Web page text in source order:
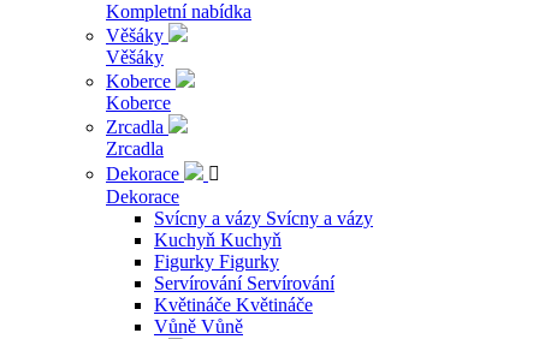
Kompletní nabídka
Věšáky
Věšáky
Koberce
Koberce
Zrcadla
Zrcadla
Dekorace

Dekorace
Svícny a vázy Svícny a vázy
Kuchyň Kuchyň
Figurky Figurky
Servírování Servírování
Květináče Květináče
Vůně Vůně